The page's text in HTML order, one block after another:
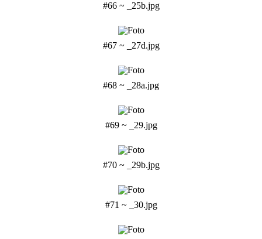
#66 ~ _25b.jpg
#67 ~ _27d.jpg
#68 ~ _28a.jpg
#69 ~ _29.jpg
#70 ~ _29b.jpg
#71 ~ _30.jpg